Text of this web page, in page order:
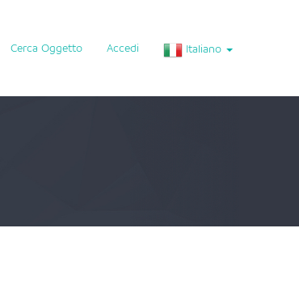
Cerca Oggetto Accedi Italiano